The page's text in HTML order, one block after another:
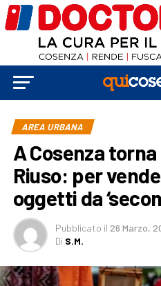
AREA URBANA
A Cosenza
Riuso: per
oggetti da
Pubblicato il 26 Marzo,
Di S.M.